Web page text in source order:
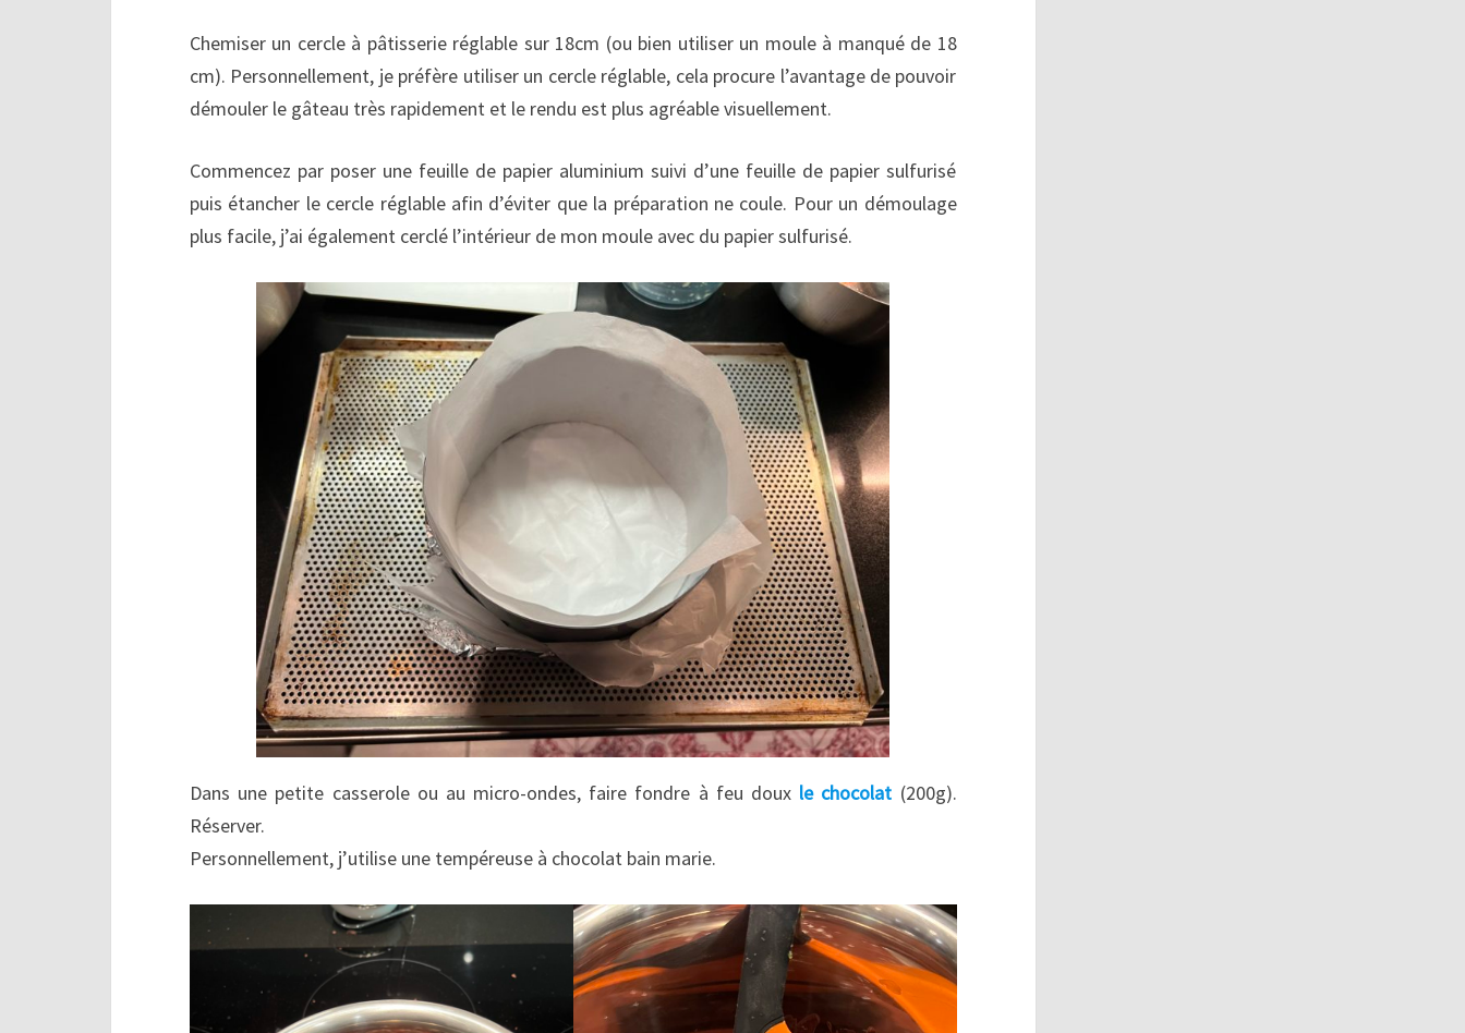
Chemiser un cercle à pâtisserie réglable sur 18cm (ou bien utiliser un moule à manqué de 18
cm). Personnellement, je préfère utiliser un cercle réglable, cela procure l’avantage de pouvoir
démouler le gâteau très rapidement et le rendu est plus agréable visuellement.
Commencez par poser une feuille de papier aluminium suivi d’une feuille de papier sulfurisé
puis étancher le cercle réglable afin d’éviter que la préparation ne coule. Pour un démoulage
plus facile, j’ai également cerclé l’intérieur de mon moule avec du papier sulfurisé.
Dans une petite casserole ou au micro-ondes, faire fondre à feu doux le chocolat (200g).
Réserver.
Personnellement, j’utilise une tempéreuse à chocolat bain marie.